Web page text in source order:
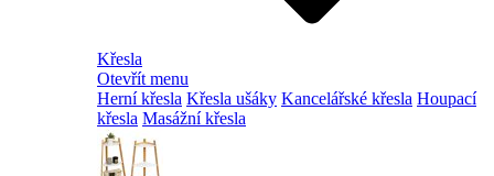
Křesla
Otevřít menu
Herní křesla Křesla ušáky Kancelářské křesla Houpací
křesla Masážní křesla